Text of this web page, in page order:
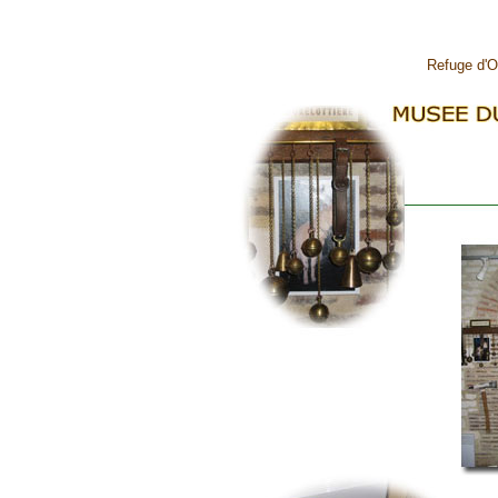
Refuge